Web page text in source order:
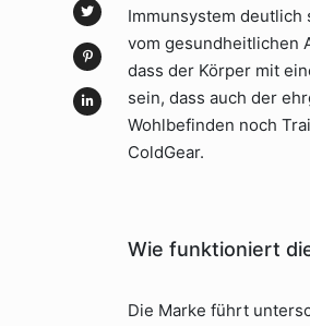
Immunsystem deutlich
vom gesundheitlichen
dass der Körper mit
sein, dass auch der
Wohlbefinden noch
ColdGear.
Wie funktioniert
Die Marke führt